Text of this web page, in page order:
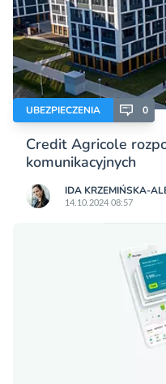
UBEZPIECZENIA 0
Credit Agricole
komunikacyjnych
IDA KRZEMIŃSKA-
14.10.2024 08:57